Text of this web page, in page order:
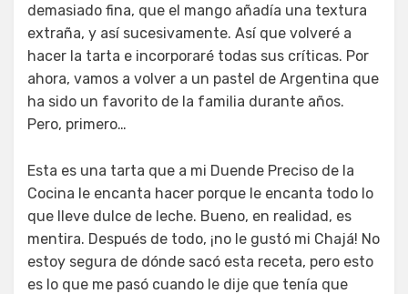
demasiado fina, que el mango añadía una textura
extraña, y así sucesivamente. Así que volveré a
hacer la tarta e incorporaré todas sus críticas. Por
ahora, vamos a volver a un pastel de Argentina que
ha sido un favorito de la familia durante años.
Pero, primero…
Esta es una tarta que a mi Duende Preciso de la
Cocina le encanta hacer porque le encanta todo lo
que lleve dulce de leche. Bueno, en realidad, es
mentira. Después de todo, ¡no le gustó mi Chajá! No
estoy segura de dónde sacó esta receta, pero esto
es lo que me pasó cuando le dije que tenía que